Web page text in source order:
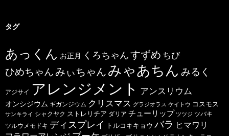
タグ
あっくん お正月 くろちゃんすずめ ちび
ひめちゃんみぃちゃん みゃあちん みるく
アジサイ アレンジメント アンスリウム
オンシジウム ギガンジウム クリスマス グラジオラス ケイトウ コスモス
サンキライ シャクヤク ストレリチア ダリア チューリップ ツツジ ツバキ
ツルウメモドキ ディスプレイ トルコキキョウ バラ ヒマワリ